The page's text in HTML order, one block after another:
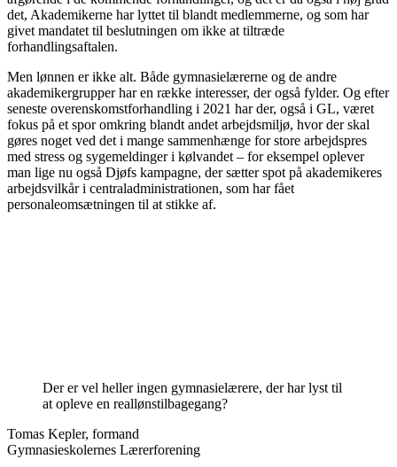
det, Akademikerne har lyttet til blandt medlemmerne, og som har
givet mandatet til beslutningen om ikke at tiltræde
forhandlingsaftalen.
Men lønnen er ikke alt. Både gymnasielærerne og de andre
akademikergrupper har en række interesser, der også fylder. Og efter
seneste overenskomstforhandling i 2021 har der, også i GL, været
fokus på et spor omkring blandt andet arbejdsmiljø, hvor der skal
gøres noget ved det i mange sammenhænge for store arbejdspres
med stress og sygemeldinger i kølvandet – for eksempel oplever
man lige nu også Djøfs kampagne, der sætter spot på akademikeres
arbejdsvilkår i centraladministrationen, som har fået
personaleomsætningen til at stikke af.
Der er vel heller ingen gymnasielærere, der har lyst til
at opleve en reallønstilbagegang?
Tomas Kepler, formand
Gymnasieskolernes Lærerforening